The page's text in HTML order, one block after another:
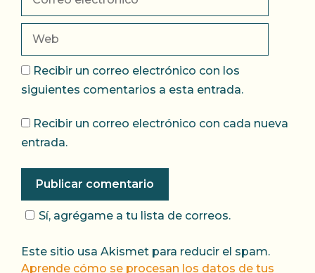
electrónico
Recibir un correo electrónico con los
siguientes comentarios a esta entrada.
Recibir un correo electrónico con cada nueva
entrada.
Sí, agrégame a tu lista de correos.
Este sitio usa Akismet para reducir el spam.
Aprende cómo se procesan los datos de tus